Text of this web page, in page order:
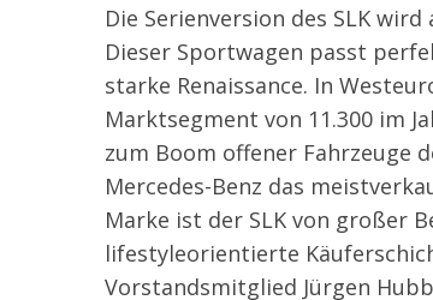
Die Serienversion des SLK
Dieser Sportwagen passt
starke Renaissance. In
Marktsegment von 11.300 im
zum Boom offener Fahrzeuge
Mercedes-Benz das
Marke ist der SLK von großer
lifestyleorientierte
Vorstandsmitglied Jürgen